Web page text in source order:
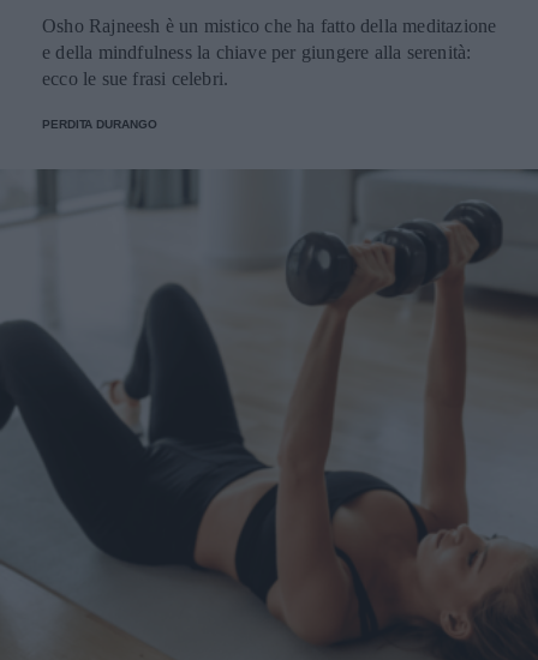
Osho Rajneesh è un mistico che ha fatto della meditazione
e della mindfulness la chiave per giungere alla serenità:
ecco le sue frasi celebri.
PERDITA DURANGO